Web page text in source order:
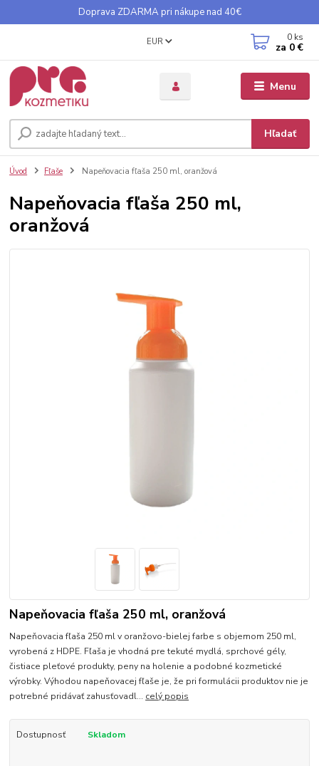
Doprava ZDARMA pri nákupe nad 40€
Menu
EUR
Hľadať
0 ks
za 0 €
Úvod Fľaše Napeňovacia fľaša 250 ml, oranžová
Napeňovacia fľaša 250 ml,
oranžová
Napeňovacia fľaša 250 ml, oranžová
Napeňovacia fľaša 250 ml v oranžovo-bielej farbe s objemom 250 ml,
vyrobená z HDPE. Fľaša je vhodná pre tekuté mydlá, sprchové gély,
čistiace pleťové produkty, peny na holenie a podobné kozmetické
výrobky. Výhodou napeňovacej fľaše je, že pri formulácii produktov nie je
potrebné pridávať zahusťovadl... celý popis
Dostupnosť Skladom